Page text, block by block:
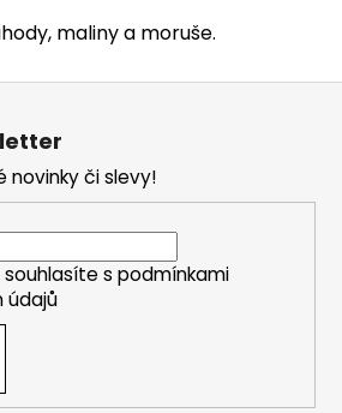
maliny a moruše.
novinky či slevy!
s podmínkami
údajů